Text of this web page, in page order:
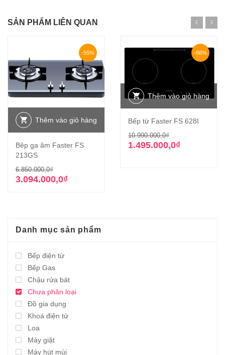
SẢN PHẨM LIÊN QUAN
-55%
Thêm vào giỏ hàng
Bêp ga âm Faster FS
213GS
6.850.000,0₫Giá
gốc
3.094.000,0₫
Giá
hiện
-86%
Thêm vào giỏ hàng
Bếp từ Faster FS 628I
10.990.000,0₫Giá
gốc
1.495.000,0₫
Giá
hiện
Danh mục sản phẩm
Bếp điện từ
Bếp Gas
Chậu rửa bát
Chưa phân loại
Đồ gia dụng
Khoá điện tử
Loa
Máy giặt
Máy hút mùi